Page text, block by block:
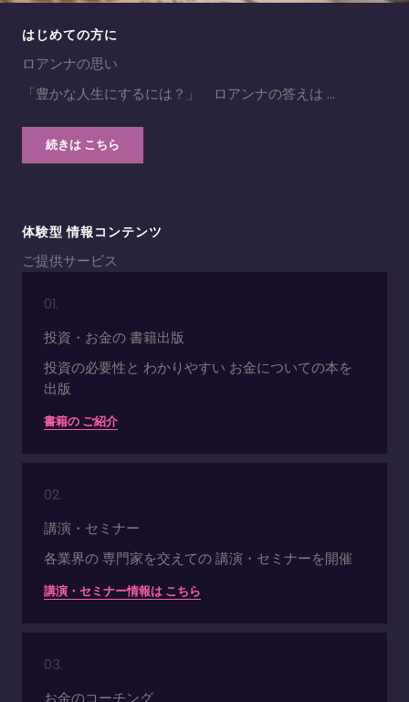
はじめての方に
ロアンナの思い
「豊かな人生にするには？」 ロアンナの答えは …
続きは こちら
体験型 情報コンテンツ
ご提供サービス
01.
投資・お金の 書籍出版
投資の必要性と わかりやすい お金についての本を
出版
書籍の ご紹介
02.
講演・セミナー
各業界の 専門家を交えての 講演・セミナーを開催
講演・セミナー情報は こちら
03.